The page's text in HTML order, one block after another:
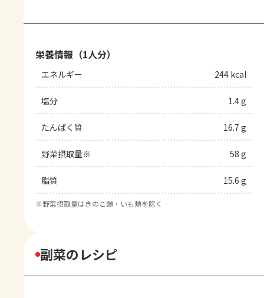
栄養情報（1人分）
エネルギー 244 kcal
塩分 1.4 g
たんぱく質 16.7 g
野菜摂取量※ 58 g
脂質 15.6 g
※野菜摂取量はきのこ類・いも類を除く
副菜のレシピ